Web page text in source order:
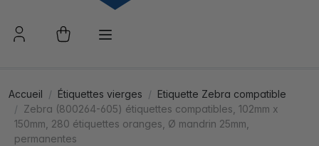
Accueil Étiquettes vierges
Etiquette Zebra compatible
Zebra (800264-605) étiquettes compatibles, 102mm x
150mm, 280 étiquettes oranges, Ø mandrin 25mm,
permanentes